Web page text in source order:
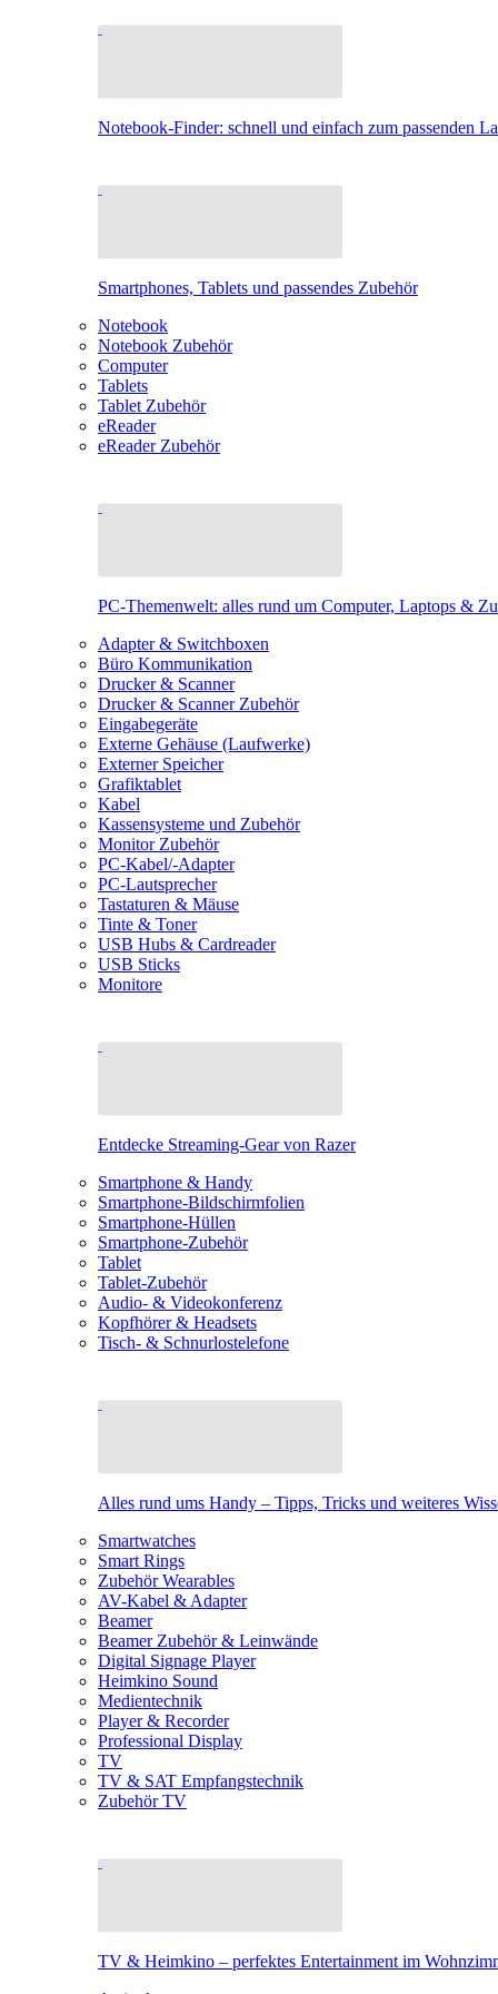
Notebook-Finder: schnell und einfach zum passenden
Smartphones, Tablets und passendes Zubehör
Notebook
Notebook Zubehör
Computer
Tablets
Tablet Zubehör
eReader
eReader Zubehör
PC-Themenwelt: alles rund um Computer, Laptops &
Adapter & Switchboxen
Büro Kommunikation
Drucker & Scanner
Drucker & Scanner Zubehör
Eingabegeräte
Externe Gehäuse (Laufwerke)
Externer Speicher
Grafiktablet
Kabel
Kassensysteme und Zubehör
Monitor Zubehör
PC-Kabel/-Adapter
PC-Lautsprecher
Tastaturen & Mäuse
Tinte & Toner
USB Hubs & Cardreader
USB Sticks
Monitore
Entdecke Streaming-Gear von Razer
Smartphone & Handy
Smartphone-Bildschirmfolien
Smartphone-Hüllen
Smartphone-Zubehör
Tablet
Tablet-Zubehör
Audio- & Videokonferenz
Kopfhörer & Headsets
Tisch- & Schnurlostelefone
Alles rund ums Handy – Tipps, Tricks und weiteres
Smartwatches
Smart Rings
Zubehör Wearables
AV-Kabel & Adapter
Beamer
Beamer Zubehör & Leinwände
Digital Signage Player
Heimkino Sound
Medientechnik
Player & Recorder
Professional Display
TV
TV & SAT Empfangstechnik
Zubehör TV
TV & Heimkino – perfektes Entertainment im